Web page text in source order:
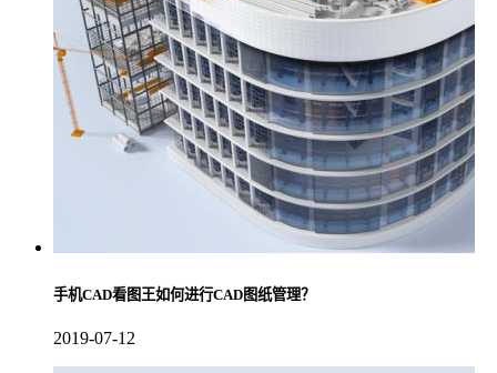
手机CAD看图王如何进行CAD图纸管理？
2019-07-12